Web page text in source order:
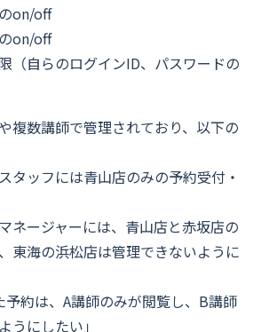
on/off
on/off
（自らのログインID、パスワードの
複数講師で管理されており、以下の
タッフには青山店のみの予約受付・
ネージャーには、青山店と赤坂店の
東海の浜松店は管理できないように
予約は、A講師のみが閲覧し、B講師
うにしたい」